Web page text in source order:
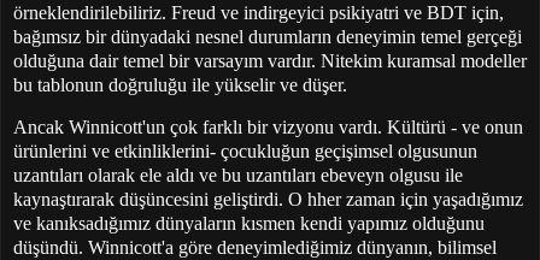
örneklendirilebiliriz. Freud ve indirgeyici psikiyatri ve BDT için,
bağımsız bir dünyadaki nesnel durumların deneyimin temel gerçeği
olduğuna dair temel bir varsayım vardır. Nitekim kuramsal modeller
bu tablonun doğruluğu ile yükselir ve düşer.
Ancak Winnicott'un çok farklı bir vizyonu vardı. Kültürü - ve onun
ürünlerini ve etkinliklerini- çocukluğun geçişimsel olgusunun
uzantıları olarak ele aldı ve bu uzantıları ebeveyn olgusu ile
kaynaştırarak düşüncesini geliştirdi. O hher zaman için yaşadığımız
ve kanıksadığımız dünyaların kısmen kendi yapımız olduğunu
düşündü. Winnicott'a göre deneyimlediğimiz dünyanın, bilimsel